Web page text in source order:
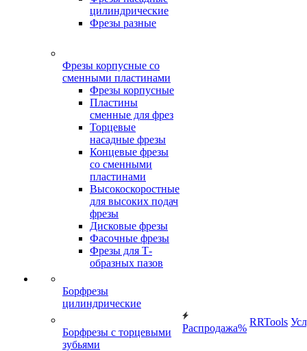
цилиндрические
Фрезы разные
Фрезы корпусные со
сменными пластинами
Фрезы корпусные
Пластины
сменные для фрез
Торцевые
насадные фрезы
Концевые фрезы
со сменными
пластинами
Высокоскоростные
для высоких подач
фрезы
Дисковые фрезы
Фасочные фрезы
Фрезы для Т-
образных пазов
Борфрезы
цилиндрические
Борфрезы с торцевыми
зубьями
Распродажа%
RRTools